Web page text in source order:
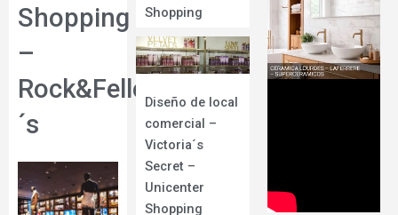
Shopping
–
Rock&Feller
´s
Shopping
Diseño de local
comercial –
Victoria´s
Secret –
Unicenter
Shopping